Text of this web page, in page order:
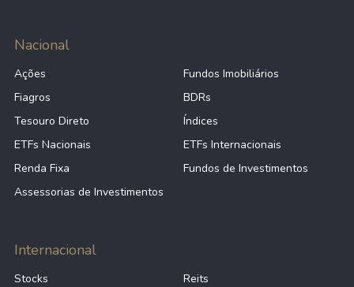
Nacional
Ações
Fundos Imobiliários
Fiagros
BDRs
Tesouro Direto
Índices
ETFs Nacionais
ETFs Internacionais
Renda Fixa
Fundos de Investimentos
Assessorias de Investimentos
Internacional
Stocks
Reits